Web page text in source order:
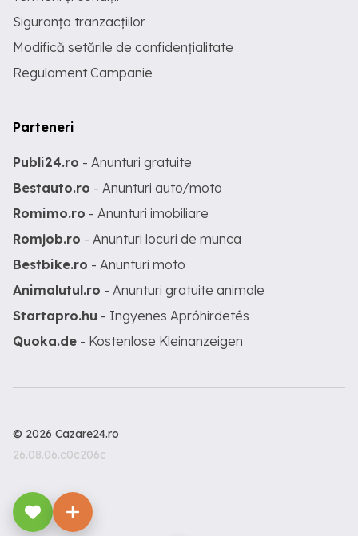
Siguranța tranzacțiilor
Modifică setările de confidențialitate
Regulament Campanie
Parteneri
Publi24.ro - Anunturi gratuite
Bestauto.ro - Anunturi auto/moto
Romimo.ro - Anunturi imobiliare
Romjob.ro - Anunturi locuri de munca
Bestbike.ro - Anunturi moto
Animalutul.ro - Anunturi gratuite animale
Startapro.hu - Ingyenes Apróhirdetés
Quoka.de - Kostenlose Kleinanzeigen
© 2026 Cazare24.ro
26.08.06.c0c206c